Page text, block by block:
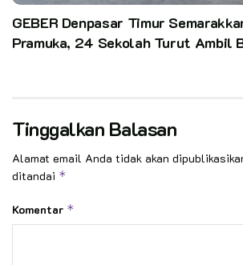
GEBER Denpasar Timur
Pramuka, 24 Sekolah Turut Ambil
Tinggalkan Balasan
Alamat email Anda tidak akan
ditandai *
Komentar *